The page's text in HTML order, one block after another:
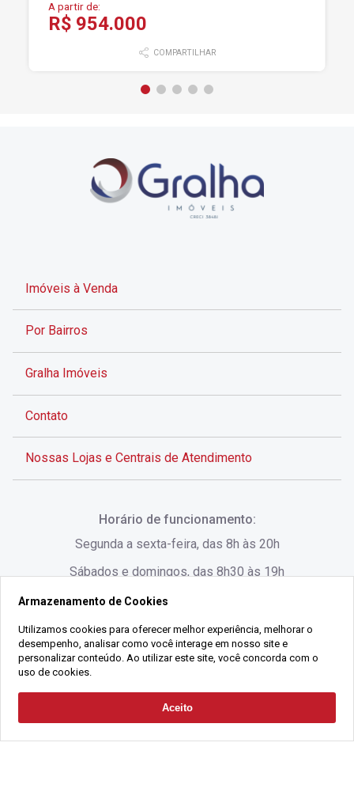
Solicitar Contato
A partir de:
R$ 954.000
COMPARTILHAR
Imóveis à Venda
Por Bairros
Gralha Imóveis
Contato
Nossas Lojas e Centrais de Atendimento
Rua Lauro Linhares, 1080 - Trindade, Florianópolis -
SC
(48) 3220-1045
Alameda César Nascimento, 549, Salas 1, 2 e 3 -
Jurerê, - Florianópolis - SC
Horário de funcionamento:
Segunda a sexta-feira, das 8h às 20h
Sábados e domingos, das 8h30 às 19h
2021 Copyright - Gralha Imóveis CRECI 008060/O - Todos os direitos
CNPJ:18.091.083/0001-37
Armazenamento de Cookies
Utilizamos cookies para oferecer melhor experiência, melhorar o
desempenho, analisar como você interage em nosso site e
personalizar conteúdo. Ao utilizar este site, você concorda com o
uso de cookies.
Aceito